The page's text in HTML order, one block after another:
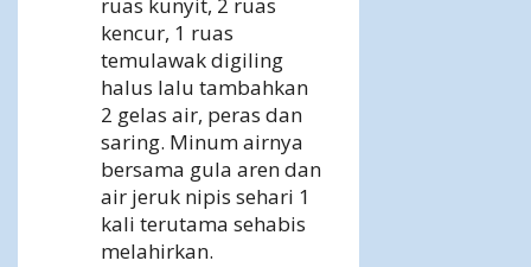
ruas kunyit, 2 ruas
kencur, 1 ruas
temulawak digiling
halus lalu tambahkan
2 gelas air, peras dan
saring. Minum airnya
bersama gula aren dan
air jeruk nipis sehari 1
kali terutama sehabis
melahirkan.